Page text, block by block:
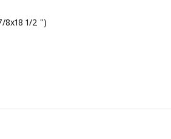
8x18 1/2 ")
5 Étoiles. Total des évaluations: